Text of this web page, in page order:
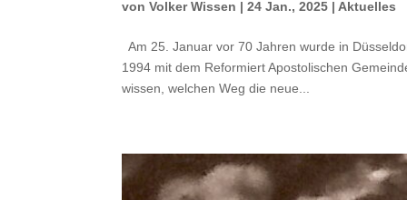
vonVolker Wissen |24 Jan., 2025 | Aktuelles
Am 25. Januar vor 70 Jahren wurde in
1994 mit dem Reformiert Apostolischen
wissen, welchen Weg die neue...